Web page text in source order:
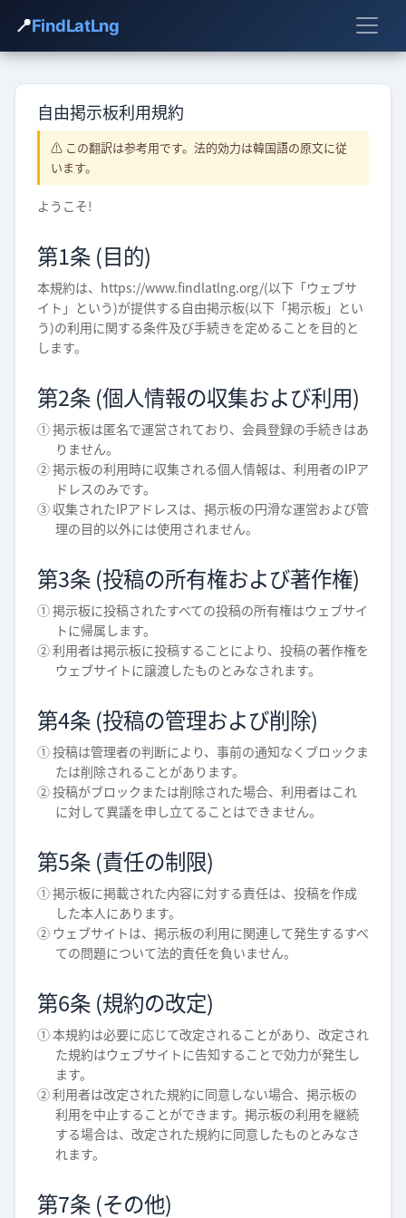
📍FindLatLng
自由掲示板利用規約
⚠️ この翻訳は参考用です。法的効力は韓国語の原文に従
います。
ようこそ!
第1条 (目的)
本規約は、https://www.findlatlng.org/(以下「ウェブサ
イト」という)が提供する自由掲示板(以下「掲示板」とい
う)の利用に関する条件及び手続きを定めることを目的と
します。
第2条 (個人情報の収集および利用)
① 掲示板は匿名で運営されており、会員登録の手続きはあ
りません。
② 掲示板の利用時に収集される個人情報は、利用者のIPア
ドレスのみです。
③ 収集されたIPアドレスは、掲示板の円滑な運営および管
理の目的以外には使用されません。
第3条 (投稿の所有権および著作権)
① 掲示板に投稿されたすべての投稿の所有権はウェブサイ
トに帰属します。
② 利用者は掲示板に投稿することにより、投稿の著作権を
ウェブサイトに譲渡したものとみなされます。
第4条 (投稿の管理および削除)
① 投稿は管理者の判断により、事前の通知なくブロックま
たは削除されることがあります。
② 投稿がブロックまたは削除された場合、利用者はこれ
に対して異議を申し立てることはできません。
第5条 (責任の制限)
① 掲示板に掲載された内容に対する責任は、投稿を作成
した本人にあります。
② ウェブサイトは、掲示板の利用に関連して発生するすべ
ての問題について法的責任を負いません。
第6条 (規約の改定)
① 本規約は必要に応じて改定されることがあり、改定され
た規約はウェブサイトに告知することで効力が発生し
ます。
② 利用者は改定された規約に同意しない場合、掲示板の
利用を中止することができます。掲示板の利用を継続
する場合は、改定された規約に同意したものとみなさ
れます。
第7条 (その他)